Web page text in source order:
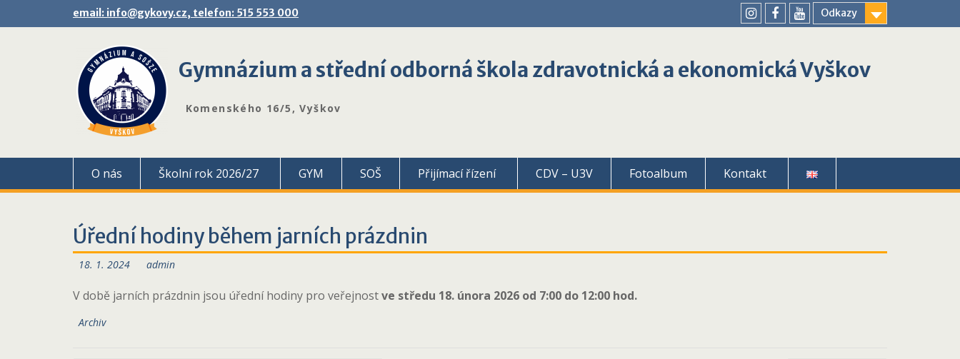
email: info@gykovy.cz, telefon: 515 553 000 Odkazy
youtube
Gymnázium a střední odborná škola zdravotnická a ekonomická Vyškov
Komenského 16/5, Vyškov
O nás Školní rok 2026/27 GYM SOŠ Přijímací řízení CDV – U3V Fotoalbum Kontakt
Úřední hodiny během jarních prázdnin
18. 1. 2024 admin
V době jarních prázdnin jsou úřední hodiny pro veřejnostve středu 18. února 2026 od 7:00 do 12:00 hod.
Archiv